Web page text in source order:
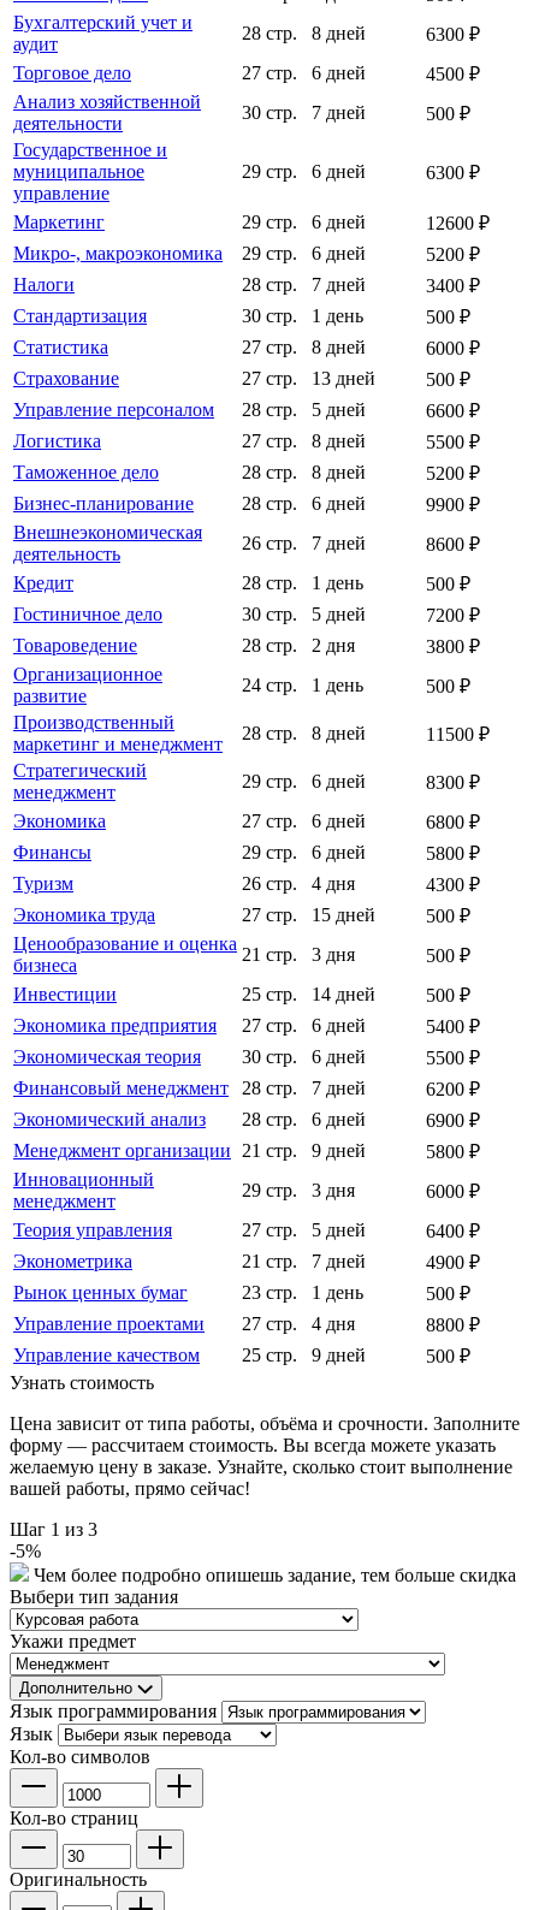
Бухгалтерский учет и
аудит
28 стр. 8 дней
6300 ₽
Торговое дело
27 стр. 6 дней
4500 ₽
Анализ хозяйственной
деятельности
30 стр. 7 дней
500 ₽
Государственное и
муниципальное
управление
29 стр. 6 дней 6300 ₽
Маркетинг 29 стр. 6 дней
12600 ₽
Микро-, макроэкономика
29 стр. 6 дней
5200 ₽
Налоги
28 стр. 7 дней
3400 ₽
Стандартизация
30 стр. 1 день
500 ₽
Статистика
27 стр. 8 дней
6000 ₽
Страхование
27 стр. 13 дней
500 ₽
Управление персоналом
28 стр. 5 дней
6600 ₽
Логистика
27 стр. 8 дней
5500 ₽
Таможенное дело
28 стр. 8 дней
5200 ₽
Бизнес-планирование
28 стр. 6 дней
9900 ₽
Внешнеэкономическая
деятельность
26 стр. 7 дней
8600 ₽
Кредит
28 стр. 1 день
500 ₽
Гостиничное дело
30 стр. 5 дней
7200 ₽
Товароведение
28 стр. 2 дня
3800 ₽
Организационное
развитие
24 стр. 1 день
500 ₽
Производственный
маркетинг и менеджмент
28 стр. 8 дней
11500 ₽
Стратегический
менеджмент
29 стр. 6 дней
8300 ₽
Экономика
27 стр. 6 дней
6800 ₽
Финансы
29 стр. 6 дней
5800 ₽
Туризм
26 стр. 4 дня
4300 ₽
Экономика труда
27 стр. 15 дней
500 ₽
Ценообразование и оценка
бизнеса
21 стр. 3 дня
500 ₽
Инвестиции
25 стр. 14 дней
500 ₽
Экономика предприятия
27 стр. 6 дней
5400 ₽
Экономическая теория
30 стр. 6 дней
5500 ₽
Финансовый менеджмент
28 стр. 7 дней
6200 ₽
Экономический анализ
28 стр. 6 дней
6900 ₽
Менеджмент организации
21 стр. 9 дней
5800 ₽
Инновационный
менеджмент
29 стр. 3 дня
6000 ₽
Теория управления
27 стр. 5 дней
6400 ₽
Эконометрика
21 стр. 7 дней
4900 ₽
Рынок ценных бумаг
23 стр. 1 день
500 ₽
Управление проектами
27 стр. 4 дня
8800 ₽
Управление качеством
25 стр. 9 дней
500 ₽
Узнать стоимость
Цена зависит от типа работы, объёма и срочности. Заполните
форму — рассчитаем стоимость. Вы всегда можете указать
желаемую цену в заказе. Узнайте, сколько стоит выполнение
вашей работы, прямо сейчас!
Шаг 1 из 3
-5%
Чем более подробно опишешь задание, тем больше скидка
Выбери тип задания
Укажи предмет
Дополнительно
Язык программирования
Язык
Кол-во символов
Кол-во страниц
Оригинальность